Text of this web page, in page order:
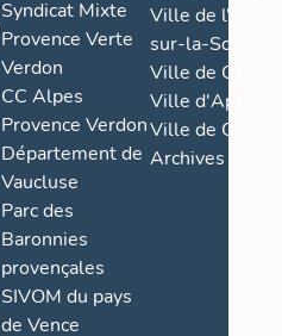
Syndicat Mixte
Provence Verte
Verdon
CC Alpes
Provence Verdon
Département de
Vaucluse
Parc des
Baronnies
provençales
SIVOM du pays
de Vence
Ville de l'Isle-
sur-la-Sorgue
Ville de Grasse
Ville d'Apt
Ville de
Archives